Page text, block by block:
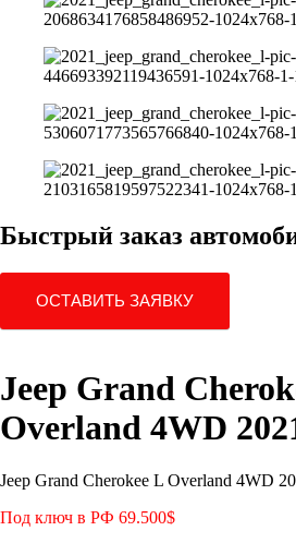
Быстрый заказ
ОСТАВИТЬ ЗАЯВКУ
Jeep Grand
Overland 4WD
Jeep Grand Cherokee L Overland 4WD
Под ключ в РФ 69.500$